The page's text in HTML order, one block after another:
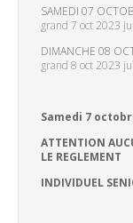
SAMEDI 07
grand 7 oct 2023
DIMANCHE 08
grand 8 oct 2023
Samedi 7
ATTENTION
LE REGLEMENT
INDIVIDUEL
-63 kg / -